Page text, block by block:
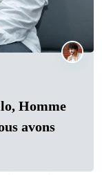
Homme
avons